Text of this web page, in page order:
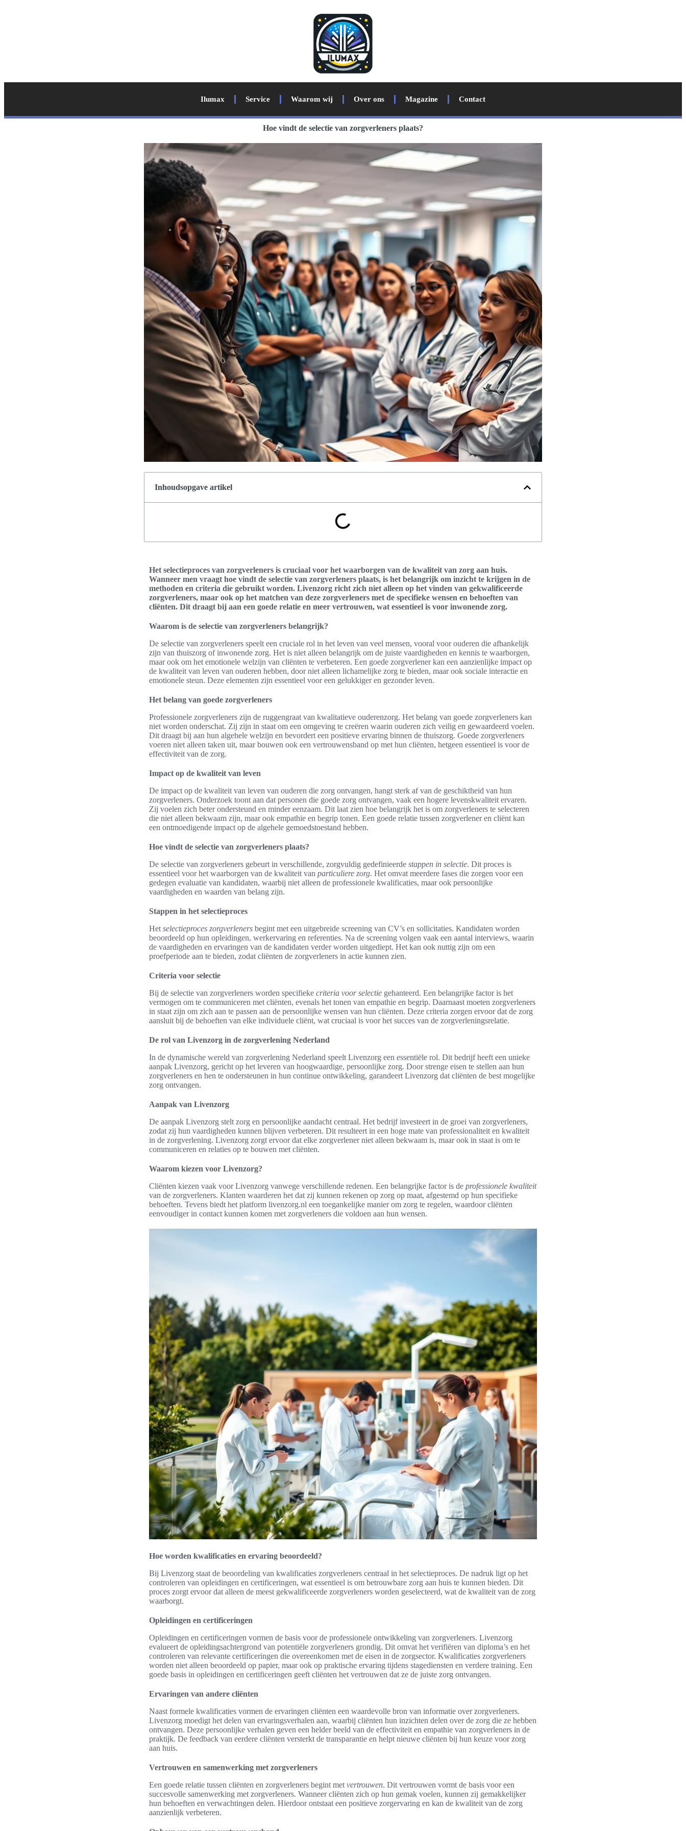
Ilumax Service Waarom wij Over ons Magazine Contact
Hoe vindt de selectie van zorgverleners plaats?
Inhoudsopgave artikel
Het selectieproces van zorgverleners is cruciaal voor het waarborgen van de kwaliteit van zorg aan huis.
Wanneer men vraagt hoe vindt de selectie van zorgverleners plaats, is het belangrijk om inzicht te krijgen in de
methoden en criteria die gebruikt worden. Livenzorg richt zich niet alleen op het vinden van gekwalificeerde
zorgverleners, maar ook op het matchen van deze zorgverleners met de specifieke wensen en behoeften van
cliënten. Dit draagt bij aan een goede relatie en meer vertrouwen, wat essentieel is voor inwonende zorg.
Waarom is de selectie van zorgverleners belangrijk?
De selectie van zorgverleners speelt een cruciale rol in het leven van veel mensen, vooral voor ouderen die afhankelijk
zijn van thuiszorg of inwonende zorg. Het is niet alleen belangrijk om de juiste vaardigheden en kennis te waarborgen,
maar ook om het emotionele welzijn van cliënten te verbeteren. Een goede zorgverlener kan een aanzienlijke impact op
de kwaliteit van leven van ouderen hebben, door niet alleen lichamelijke zorg te bieden, maar ook sociale interactie en
emotionele steun. Deze elementen zijn essentieel voor een gelukkiger en gezonder leven.
Het belang van goede zorgverleners
Professionele zorgverleners zijn de ruggengraat van kwalitatieve ouderenzorg. Het belang van goede zorgverleners kan
niet worden onderschat. Zij zijn in staat om een omgeving te creëren waarin ouderen zich veilig en gewaardeerd voelen.
Dit draagt bij aan hun algehele welzijn en bevordert een positieve ervaring binnen de thuiszorg. Goede zorgverleners
voeren niet alleen taken uit, maar bouwen ook een vertrouwensband op met hun cliënten, hetgeen essentieel is voor de
effectiviteit van de zorg.
Impact op de kwaliteit van leven
De impact op de kwaliteit van leven van ouderen die zorg ontvangen, hangt sterk af van de geschiktheid van hun
zorgverleners. Onderzoek toont aan dat personen die goede zorg ontvangen, vaak een hogere levenskwaliteit ervaren.
Zij voelen zich beter ondersteund en minder eenzaam. Dit laat zien hoe belangrijk het is om zorgverleners te selecteren
die niet alleen bekwaam zijn, maar ook empathie en begrip tonen. Een goede relatie tussen zorgverlener en cliënt kan
een ontmoedigende impact op de algehele gemoedstoestand hebben.
Hoe vindt de selectie van zorgverleners plaats?
De selectie van zorgverleners gebeurt in verschillende, zorgvuldig gedefinieerde stappen in selectie. Dit proces is
essentieel voor het waarborgen van de kwaliteit van particuliere zorg. Het omvat meerdere fases die zorgen voor een
gedegen evaluatie van kandidaten, waarbij niet alleen de professionele kwalificaties, maar ook persoonlijke
vaardigheden en waarden van belang zijn.
Stappen in het selectieproces
Het selectieproces zorgverleners begint met een uitgebreide screening van CV’s en sollicitaties. Kandidaten worden
beoordeeld op hun opleidingen, werkervaring en referenties. Na de screening volgen vaak een aantal interviews, waarin
de vaardigheden en ervaringen van de kandidaten verder worden uitgediept. Het kan ook nuttig zijn om een
proefperiode aan te bieden, zodat cliënten de zorgverleners in actie kunnen zien.
Criteria voor selectie
Bij de selectie van zorgverleners worden specifieke criteria voor selectie gehanteerd. Een belangrijke factor is het
vermogen om te communiceren met cliënten, evenals het tonen van empathie en begrip. Daarnaast moeten zorgverleners
in staat zijn om zich aan te passen aan de persoonlijke wensen van hun cliënten. Deze criteria zorgen ervoor dat de zorg
aansluit bij de behoeften van elke individuele cliënt, wat cruciaal is voor het succes van de zorgverleningsrelatie.
De rol van Livenzorg in de zorgverlening Nederland
In de dynamische wereld van zorgverlening Nederland speelt Livenzorg een essentiële rol. Dit bedrijf heeft een unieke
aanpak Livenzorg, gericht op het leveren van hoogwaardige, persoonlijke zorg. Door strenge eisen te stellen aan hun
zorgverleners en hen te ondersteunen in hun continue ontwikkeling, garandeert Livenzorg dat cliënten de best mogelijke
zorg ontvangen.
Aanpak van Livenzorg
De aanpak Livenzorg stelt zorg en persoonlijke aandacht centraal. Het bedrijf investeert in de groei van zorgverleners,
zodat zij hun vaardigheden kunnen blijven verbeteren. Dit resulteert in een hoge mate van professionaliteit en kwaliteit
in de zorgverlening. Livenzorg zorgt ervoor dat elke zorgverlener niet alleen bekwaam is, maar ook in staat is om te
communiceren en relaties op te bouwen met cliënten.
Waarom kiezen voor Livenzorg?
Cliënten kiezen vaak voor Livenzorg vanwege verschillende redenen. Een belangrijke factor is de professionele kwaliteit
van de zorgverleners. Klanten waarderen het dat zij kunnen rekenen op zorg op maat, afgestemd op hun specifieke
behoeften. Tevens biedt het platform livenzorg.nl een toegankelijke manier om zorg te regelen, waardoor cliënten
eenvoudiger in contact kunnen komen met zorgverleners die voldoen aan hun wensen.
Hoe worden kwalificaties en ervaring beoordeeld?
Bij Livenzorg staat de beoordeling van kwalificaties zorgverleners centraal in het selectieproces. De nadruk ligt op het
controleren van opleidingen en certificeringen, wat essentieel is om betrouwbare zorg aan huis te kunnen bieden. Dit
proces zorgt ervoor dat alleen de meest gekwalificeerde zorgverleners worden geselecteerd, wat de kwaliteit van de zorg
waarborgt.
Opleidingen en certificeringen
Opleidingen en certificeringen vormen de basis voor de professionele ontwikkeling van zorgverleners. Livenzorg
evalueert de opleidingsachtergrond van potentiële zorgverleners grondig. Dit omvat het verifiëren van diploma’s en het
controleren van relevante certificeringen die overeenkomen met de eisen in de zorgsector. Kwalificaties zorgverleners
worden niet alleen beoordeeld op papier, maar ook op praktische ervaring tijdens stagediensten en verdere training. Een
goede basis in opleidingen en certificeringen geeft cliënten het vertrouwen dat ze de juiste zorg ontvangen.
Ervaringen van andere cliënten
Naast formele kwalificaties vormen de ervaringen cliënten een waardevolle bron van informatie over zorgverleners.
Livenzorg moedigt het delen van ervaringsverhalen aan, waarbij cliënten hun inzichten delen over de zorg die ze hebben
ontvangen. Deze persoonlijke verhalen geven een helder beeld van de effectiviteit en empathie van zorgverleners in de
praktijk. De feedback van eerdere cliënten versterkt de transparantie en helpt nieuwe cliënten bij hun keuze voor zorg
aan huis.
Vertrouwen en samenwerking met zorgverleners
Een goede relatie tussen cliënten en zorgverleners begint met vertrouwen. Dit vertrouwen vormt de basis voor een
succesvolle samenwerking met zorgverleners. Wanneer cliënten zich op hun gemak voelen, kunnen zij gemakkelijker
hun behoeften en verwachtingen delen. Hierdoor ontstaat een positieve zorgervaring en kan de kwaliteit van de zorg
aanzienlijk verbeteren.